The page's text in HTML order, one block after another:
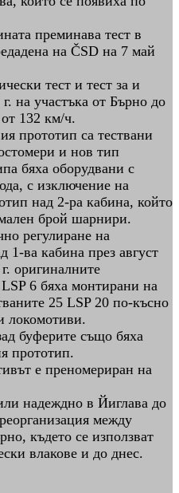
преминава тест в
на ČSD на 7 май
тест и тест за и
на участъка от Бърно до
132 км/ч.
прототип са тествани
и нов тип
бяха оборудвани с
с изключение на
над 2-ра кабина, който
брой шарнири.
регулиране на
1-ва кабина през август
оригиналните
6 бяха монтирани на
25 LSP 20 по-късно
локомотиви.
буферите също бяха
прототип.
е преномериран на
надеждно в Йиглава до
между
където се използват
влакове и до днес.